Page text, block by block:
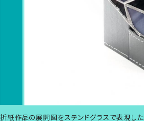
折紙作品の展開図をステンドグラスで表現した